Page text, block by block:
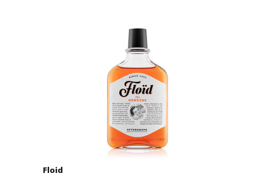
Подробнее
В корзину
Floid